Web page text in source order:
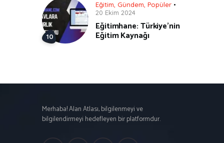
Eğitim Gündem Popüler
20 Ekim 2024
Eğitimhane: Türkiye’nin
Eğitim Kaynağı
Merhaba! Alan Atlası, bilgilenmeyi ve
bilgilendirmeyi hedefleyen bir platformdur.